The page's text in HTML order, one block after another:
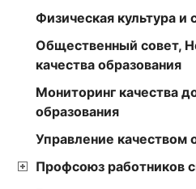
Физическая культура и
Общественный совет,
качества образования
Мониторинг качества
образования
Управление качеством
Профсоюз работников